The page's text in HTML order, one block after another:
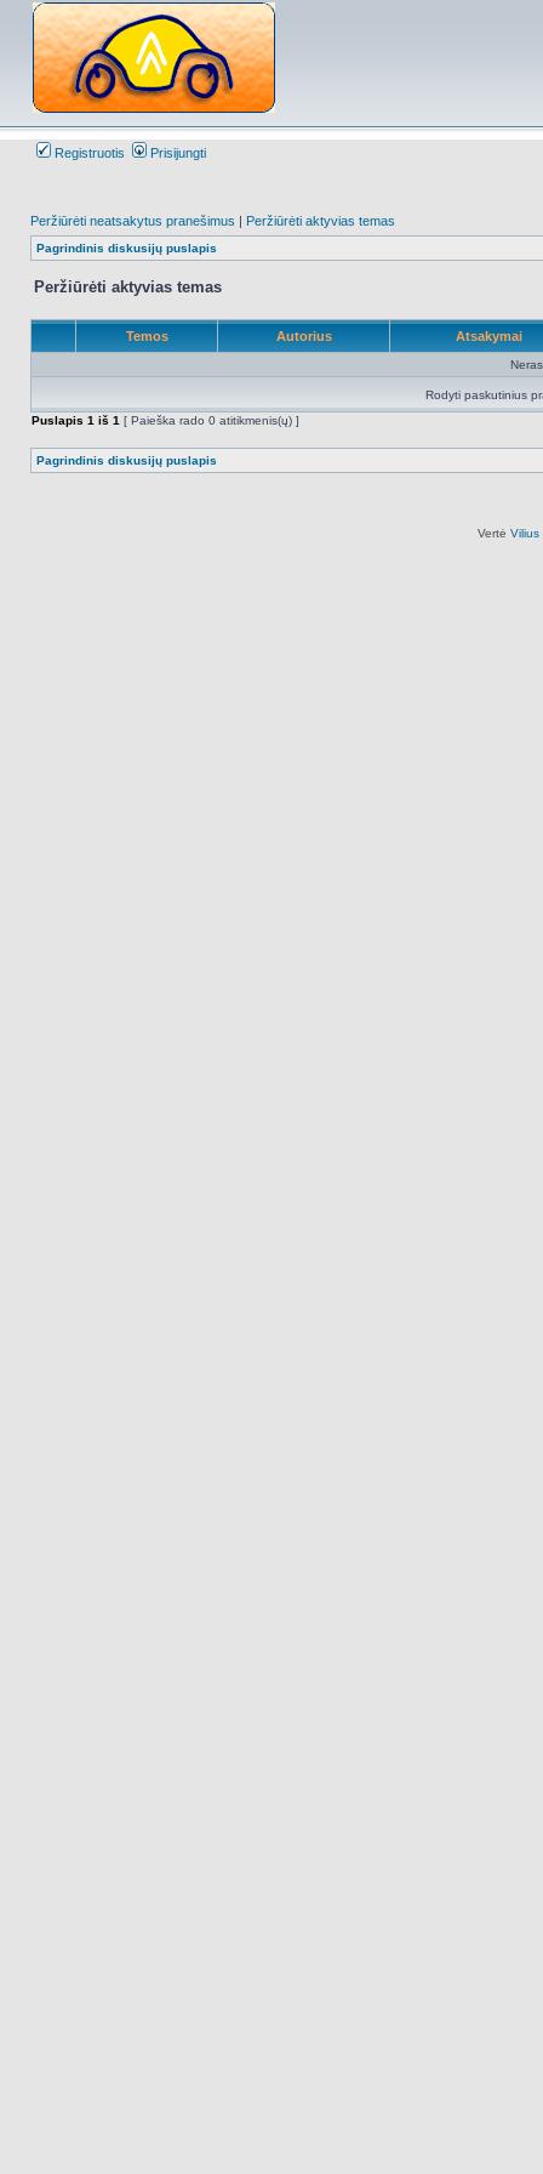
Registruotis Prisijungti
Peržiūrėti neatsakytus pranešimus | Peržiūrėti aktyvias temas
Pagrindinis diskusijų puslapis
Peržiūrėti aktyvias temas
Temos Autorius Atsakymai
Rodyti paskutinius
Puslapis 1 iš 1 [ Paieška rado 0 atitikmenis(ų) ]
Pagrindinis diskusijų puslapis
Vertė Vilius